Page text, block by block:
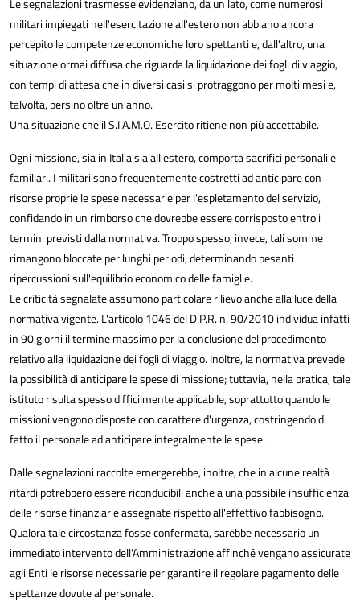
Le segnalazioni trasmesse evidenziano, da un lato, come numerosi
militari impiegati nell'esercitazione all'estero non abbiano ancora
percepito le competenze economiche loro spettanti e, dall'altro, una
situazione ormai diffusa che riguarda la liquidazione dei fogli di viaggio,
con tempi di attesa che in diversi casi si protraggono per molti mesi e,
talvolta, persino oltre un anno.
Una situazione che il S.I.A.M.O. Esercito ritiene non più accettabile.
Ogni missione, sia in Italia sia all'estero, comporta sacrifici personali e
familiari. I militari sono frequentemente costretti ad anticipare con
risorse proprie le spese necessarie per l'espletamento del servizio,
confidando in un rimborso che dovrebbe essere corrisposto entro i
termini previsti dalla normativa. Troppo spesso, invece, tali somme
rimangono bloccate per lunghi periodi, determinando pesanti
ripercussioni sull'equilibrio economico delle famiglie.
Le criticità segnalate assumono particolare rilievo anche alla luce della
normativa vigente. L'articolo 1046 del D.P.R. n. 90/2010 individua infatti
in 90 giorni il termine massimo per la conclusione del procedimento
relativo alla liquidazione dei fogli di viaggio. Inoltre, la normativa prevede
la possibilità di anticipare le spese di missione; tuttavia, nella pratica, tale
istituto risulta spesso difficilmente applicabile, soprattutto quando le
missioni vengono disposte con carattere d'urgenza, costringendo di
fatto il personale ad anticipare integralmente le spese.
Dalle segnalazioni raccolte emergerebbe, inoltre, che in alcune realtà i
ritardi potrebbero essere riconducibili anche a una possibile insufficienza
delle risorse finanziarie assegnate rispetto all'effettivo fabbisogno.
Qualora tale circostanza fosse confermata, sarebbe necessario un
immediato intervento dell'Amministrazione affinché vengano assicurate
agli Enti le risorse necessarie per garantire il regolare pagamento delle
spettanze dovute al personale.